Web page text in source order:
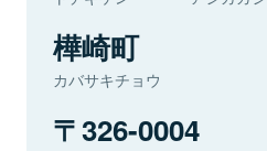
樺崎町
カバサキチョウ
326-0004